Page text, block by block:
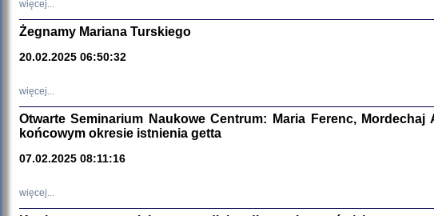
Pisma Kopla i Mirki
więcej...
Żegnamy Mariana Turskiego
20.02.2025 06:50:32
więcej...
Otwarte Seminarium Naukowe Centrum: Maria Ferenc,
końcowym okresie istnienia getta
07.02.2025 08:11:16
więcej...